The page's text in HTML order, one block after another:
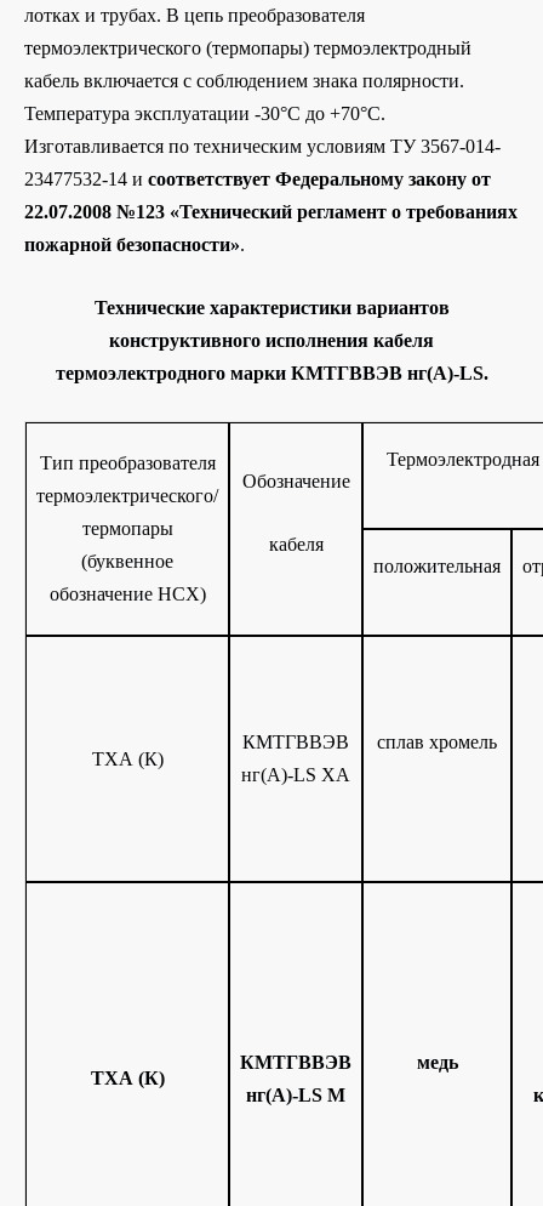
лотках и трубах. В цепь преобразователя
термоэлектрического (термопары) термоэлектродный
кабель включается с соблюдением знака полярности.
Температура эксплуатации -30°С до +70°С.
Изготавливается по техническим условиям ТУ 3567-014-
23477532-14 и соответствует Федеральному закону от
22.07.2008 №123 «Технический регламент о требованиях
пожарной безопасности».
Технические характеристики вариантов
конструктивного исполнения кабеля
термоэлектродного марки КМТГВВЭВ нг(A)-LS.
Тип преобразователя
термоэлектрического/
термопары
(буквенное
обозначение НСХ)
Обозначение
кабеля
положительная
ТХА (К)
КМТГВВЭВ
нг(A)-LS ХА
сплав хромель
ТХА (К)
КМТГВВЭВ
нг(A)-LS М
медь